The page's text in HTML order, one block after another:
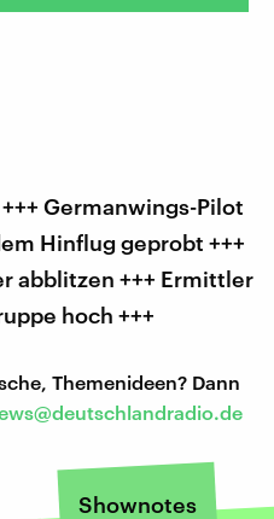
Germanwings-Pilot
Hinflug geprobt +++
abblitzen +++ Ermittler
hoch +++
Themenideen? Dann
Shownotes